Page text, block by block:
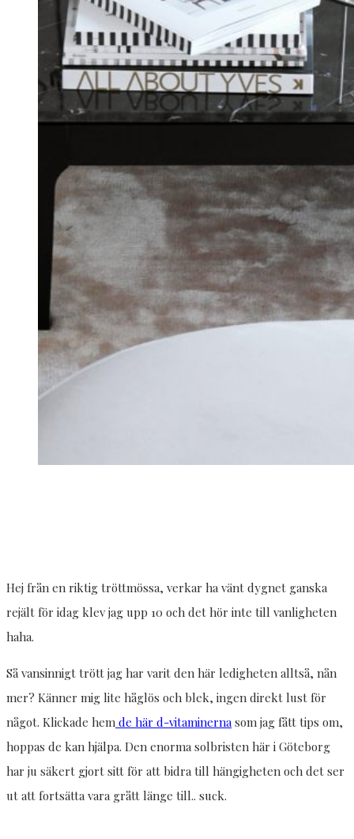
Hej från en riktig tröttmössa, verkar ha vänt dygnet ganska
rejält för idag klev jag upp 10 och det hör inte till vanligheten
haha.
Så vansinnigt trött jag har varit den här ledigheten alltså, nån
mer? Känner mig lite håglös och blek, ingen direkt lust för
något. Klickade hem de här d-vitaminernasom jag fått tips om,
hoppas de kan hjälpa. Den enorma solbristen här i Göteborg
har ju säkert gjort sitt för att bidra till hängigheten och det ser
ut att fortsätta vara grått länge till.. suck.